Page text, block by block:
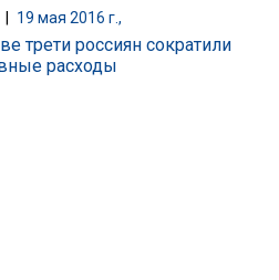
19 мая 2016 г.,
трети россиян сократили
расходы